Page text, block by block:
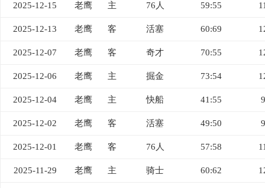
2025-12-15 老鹰 主 76人 59:55
2025-12-13 老鹰 客 活塞 60:69
2025-12-07 老鹰 客 奇才 70:55
2025-12-06 老鹰 主 掘金 73:54
2025-12-04 老鹰 主 快船 41:55
2025-12-02 老鹰 客 活塞 49:50
2025-12-01 老鹰 客 76人 57:58
2025-11-29 老鹰 主 骑士 60:62